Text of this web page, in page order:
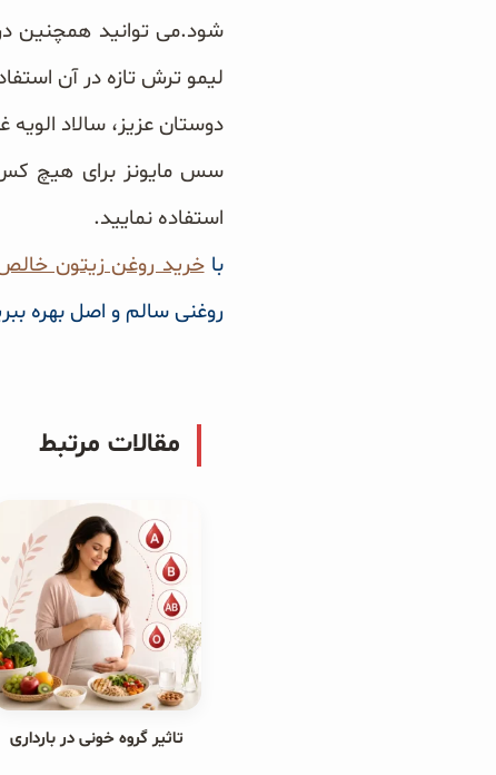
شود.می توانید همچنین
لیمو ترش تازه در آن
دوستان عزیز، سالاد
سس مایونز برای هیچ
استفاده نمایید.
باخرید روغن زیتون
روغنی سالم و اصل بهره
مقالات مرتبط
تاثیر گروه خونی در بارداری